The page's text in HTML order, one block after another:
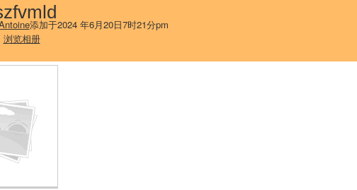
添加于2024 年6月20日7时21分pm
浏览相册